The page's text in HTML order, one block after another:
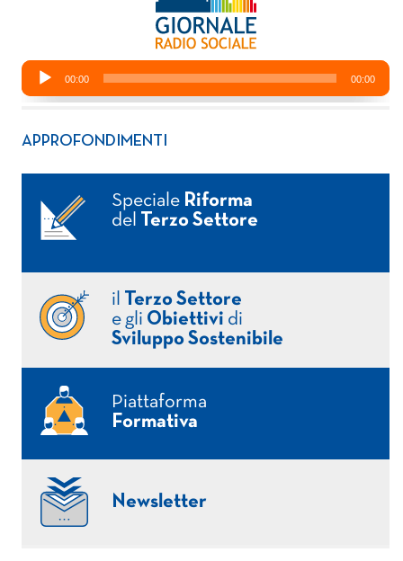
APPROFONDIMENTI
Speciale Riforma
del
Terzo Settore
il
Terzo Settore
e gli Obiettivi di
Sviluppo Sostenibile
Piattaforma
Formativa
Newsletter